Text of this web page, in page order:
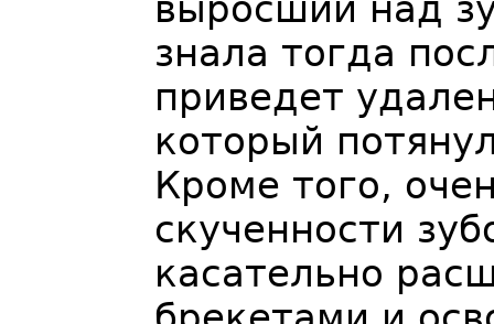
выросший над
знала тогда
приведет
который
Кроме того,
скученности
касательно